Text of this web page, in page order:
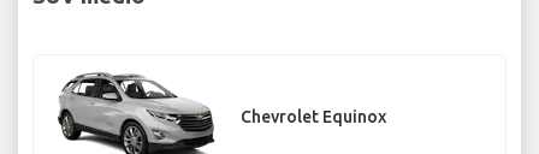
Chevrolet Equinox